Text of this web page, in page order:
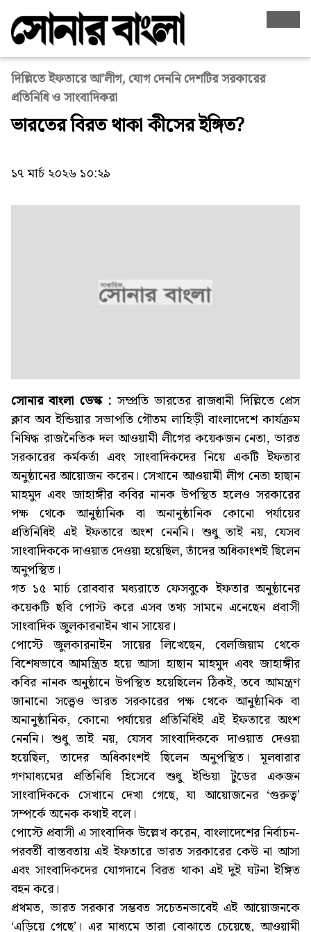
দিল্লিতে ইফতারে আ’লীগ, যোগ দেননি দেশটির সরকারের
প্রতিনিধি ও সাংবাদিকরা
ভারতের বিরত থাকা কীসের ইঙ্গিত?
১৭ মার্চ ২০২৬ ১০:২৯
সোনার বাংলা ডেস্ক : সম্প্রতি ভারতের রাজধানী দিল্লিতে প্রেস
ক্লাব অব ইন্ডিয়ার সভাপতি গৌতম লাহিড়ী বাংলাদেশে কার্যক্রম
নিষিদ্ধ রাজনৈতিক দল আওয়ামী লীগের কয়েকজন নেতা, ভারত
সরকারের কর্মকর্তা এবং সাংবাদিকদের নিয়ে একটি ইফতার
অনুষ্ঠানের আয়োজন করেন। সেখানে আওয়ামী লীগ নেতা হাছান
মাহমুদ এবং জাহাঙ্গীর কবির নানক উপস্থিত হলেও সরকারের
পক্ষ থেকে আনুষ্ঠানিক বা অনানুষ্ঠানিক কোনো পর্যায়ের
প্রতিনিধিই এই ইফতারে অংশ নেননি। শুধু তাই নয়, যেসব
সাংবাদিককে দাওয়াত দেওয়া হয়েছিল, তাঁদের অধিকাংশই ছিলেন
অনুপস্থিত।
গত ১৫ মার্চ রোববার মধ্যরাতে ফেসবুকে ইফতার অনুষ্ঠানের
কয়েকটি ছবি পোস্ট করে এসব তথ্য সামনে এনেছেন প্রবাসী
সাংবাদিক জুলকারনাইন খান সায়ের।
পোস্টে জুলকারনাইন সায়ের লিখেছেন, বেলজিয়াম থেকে
বিশেষভাবে আমন্ত্রিত হয়ে আসা হাছান মাহমুদ এবং জাহাঙ্গীর
কবির নানক অনুষ্ঠানে উপস্থিত হয়েছিলেন ঠিকই, তবে আমন্ত্রণ
জানানো সত্ত্বেও ভারত সরকারের পক্ষ থেকে আনুষ্ঠানিক বা
অনানুষ্ঠানিক, কোনো পর্যায়ের প্রতিনিধিই এই ইফতারে অংশ
নেননি। শুধু তাই নয়, যেসব সাংবাদিককে দাওয়াত দেওয়া
হয়েছিল, তাদের অধিকাংশই ছিলেন অনুপস্থিত। মূলধারার
গণমাধ্যমের প্রতিনিধি হিসেবে শুধু ইন্ডিয়া টুডের একজন
সাংবাদিককে সেখানে দেখা গেছে, যা আয়োজনের ‘গুরুত্ব’
সম্পর্কে অনেক কথাই বলে।
পোস্টে প্রবাসী এ সাংবাদিক উল্লেখ করেন, বাংলাদেশের নির্বাচন-
পরবর্তী বাস্তবতায় এই ইফতারে ভারত সরকারের কেউ না আসা
এবং সাংবাদিকদের যোগদানে বিরত থাকা এই দুই ঘটনা ইঙ্গিত
বহন করে।
প্রথমত, ভারত সরকার সম্ভবত সচেতনভাবেই এই আয়োজনকে
‘এড়িয়ে গেছে’। এর মাধ্যমে তারা বোঝাতে চেয়েছে, আওয়ামী